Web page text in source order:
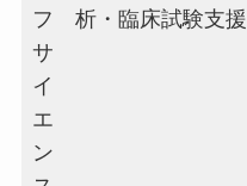
フ
サ
イ
エ
ン
析・臨床試験支援